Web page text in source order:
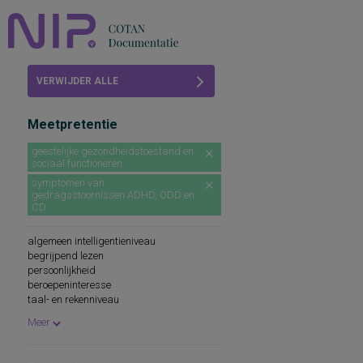
Abonneren
FAQ
VERWIJDER ALLE
Meetpretentie
geestelijke gezondheidstoestand en
sociaal functioneren
symptomen van
gedragsstoornissen ADHD, ODD en
CD
algemeen intelligentieniveau
begrijpend lezen
persoonlijkheid
beroepeninteresse
taal- en rekenniveau
spellingsvaardigheid
Meer